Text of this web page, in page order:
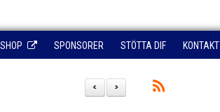
SPONSORER STÖTTA DIF KONTAKT
>
<